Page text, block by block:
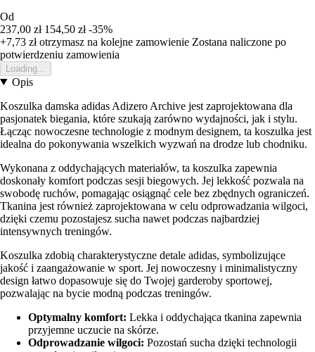
Od
237,00 zł 154,50 zł -35%
+7,73 złotrzymasz na kolejne zamowienie Zostana naliczone po
potwierdzeniu zamowienia
Loading...
Opis
Koszulka damska adidas Adizero Archive jest zaprojektowana dla
pasjonatek biegania, które szukają zarówno wydajności, jak i stylu.
Łącząc nowoczesne technologie z modnym designem, ta koszulka jest
idealna do pokonywania wszelkich wyzwań na drodze lub chodniku.
Wykonana z oddychających materiałów, ta koszulka zapewnia
doskonały komfort podczas sesji biegowych. Jej lekkość pozwala na
swobodę ruchów, pomagając osiągnąć cele bez zbędnych ograniczeń.
Tkanina jest również zaprojektowana w celu odprowadzania wilgoci,
dzięki czemu pozostajesz sucha nawet podczas najbardziej
intensywnych treningów.
Koszulka zdobią charakterystyczne detale adidas, symbolizujące
jakość i zaangażowanie w sport. Jej nowoczesny i minimalistyczny
design łatwo dopasowuje się do Twojej garderoby sportowej,
pozwalając na bycie modną podczas treningów.
Optymalny komfort: Lekka i oddychająca tkanina zapewnia
przyjemne uczucie na skórze.
Odprowadzanie wilgoci: Pozostań sucha dzięki technologii